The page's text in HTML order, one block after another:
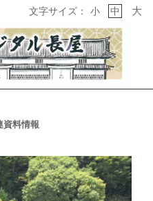
文字サイズ： 小 中 大
資料情報